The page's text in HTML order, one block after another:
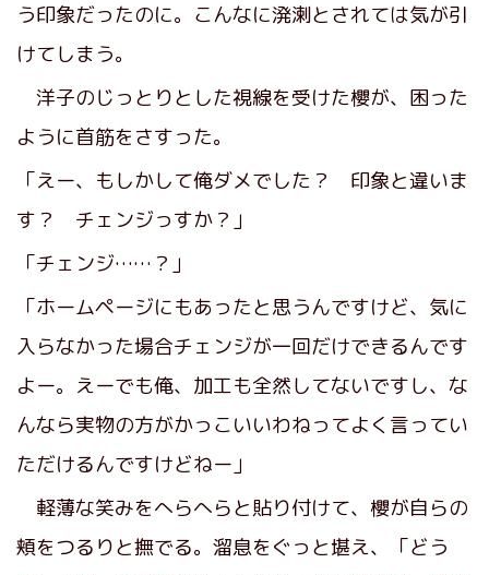
う印象だったのに。こんなに溌溂とされては気が引
けてしまう。
洋子のじっとりとした視線を受けた櫻が、困った
ように首筋をさすった。
「えー、もしかして俺ダメでした？ 印象と違いま
す？ チェンジっすか？」
「チェンジ……？」
「ホームページにもあったと思うんですけど、気に
入らなかった場合チェンジが一回だけできるんです
よー。えーでも俺、加工も全然してないですし、な
んなら実物の方がかっこいいわねってよく言ってい
ただけるんですけどねー」
軽薄な笑みをへらへらと貼り付けて、櫻が自らの
頬をつるりと撫でる。溜息をぐっと堪え、「どう